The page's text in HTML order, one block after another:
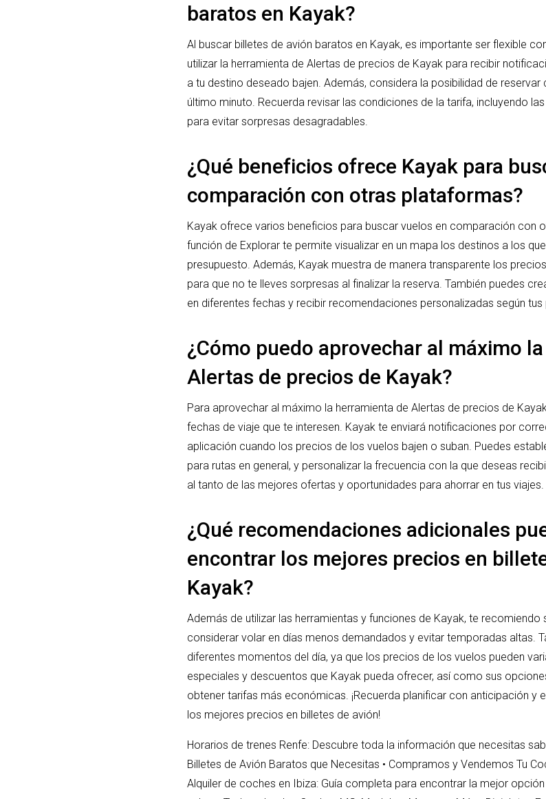
baratos en Kayak?
Al buscar billetes de avión baratos en Kayak, es importante ser flexible
utilizar la herramienta de Alertas de precios de Kayak para recibir
a tu destino deseado bajen. Además, considera la posibilidad de
último minuto. Recuerda revisar las condiciones de la tarifa, incluyendo
para evitar sorpresas desagradables.
¿Qué beneficios ofrece Kayak para
comparación con otras plataformas?
Kayak ofrece varios beneficios para buscar vuelos en comparación con
función de Explorar te permite visualizar en un mapa los destinos a los
presupuesto. Además, Kayak muestra de manera transparente los
para que no te lleves sorpresas al finalizar la reserva. También puedes
en diferentes fechas y recibir recomendaciones personalizadas según
¿Cómo puedo aprovechar al máximo
Alertas de precios de Kayak?
Para aprovechar al máximo la herramienta de Alertas de precios de
fechas de viaje que te interesen. Kayak te enviará notificaciones por
aplicación cuando los precios de los vuelos bajen o suban. Puedes
para rutas en general, y personalizar la frecuencia con la que deseas
al tanto de las mejores ofertas y oportunidades para ahorrar en tus viajes.
¿Qué recomendaciones adicionales
encontrar los mejores precios en
Kayak?
Además de utilizar las herramientas y funciones de Kayak, te recomiendo
considerar volar en días menos demandados y evitar temporadas altas.
diferentes momentos del día, ya que los precios de los vuelos pueden
especiales y descuentos que Kayak pueda ofrecer, así como sus
obtener tarifas más económicas. ¡Recuerda planificar con anticipación y
los mejores precios en billetes de avión!
Horarios de trenes Renfe: Descubre toda la información que necesitas
Billetes de Avión Baratos que Necesitas • Compramos y Vendemos Tu
Alquiler de coches en Ibiza: Guía completa para encontrar la mejor opción